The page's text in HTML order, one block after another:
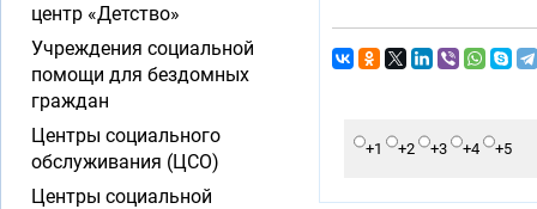
+1 +2 +3 +4 +5
центр «Детство»
Учреждения социальной
помощи для бездомных
граждан
Центры социального
обслуживания (ЦСО)
Центры социальной